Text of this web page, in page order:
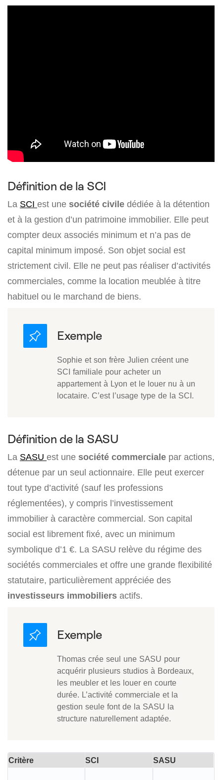
Définition de la SCI
La SCI est une société civile dédiée à la détention
et à la gestion d’un patrimoine immobilier. Elle peut
compter deux associés minimum et n’a pas de
capital minimum imposé. Son objet social est
strictement civil. Elle ne peut pas réaliser d’activités
commerciales, comme la location meublée à titre
habituel ou le marchand de biens.
Sophie et son frère Julien créent une
SCI familiale pour acheter un
appartement à Lyon et le louer nu à un
locataire. C’est l’usage type de la SCI.
Définition de la SASU
La SASU est une société commerciale par actions,
détenue par un seul actionnaire. Elle peut exercer
tout type d’activité (sauf les professions
réglementées), y compris l’investissement
immobilier à caractère commercial. Son capital
social est librement fixé, avec un minimum
symbolique d’1 €. La SASU relève du régime des
sociétés commerciales et offre une grande flexibilité
statutaire, particulièrement appréciée des
investisseurs immobiliers actifs.
Thomas crée seul une SASU pour
acquérir plusieurs studios à Bordeaux,
les meubler et les louer en courte
durée. L’activité commerciale et la
gestion seule font de la SASU la
structure naturellement adaptée.
Critère SCI SASU